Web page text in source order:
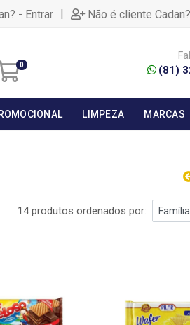
- Entrar | Não é cliente
0 (81)
LIMPEZA MARCAS
14 produtos ordenados por: